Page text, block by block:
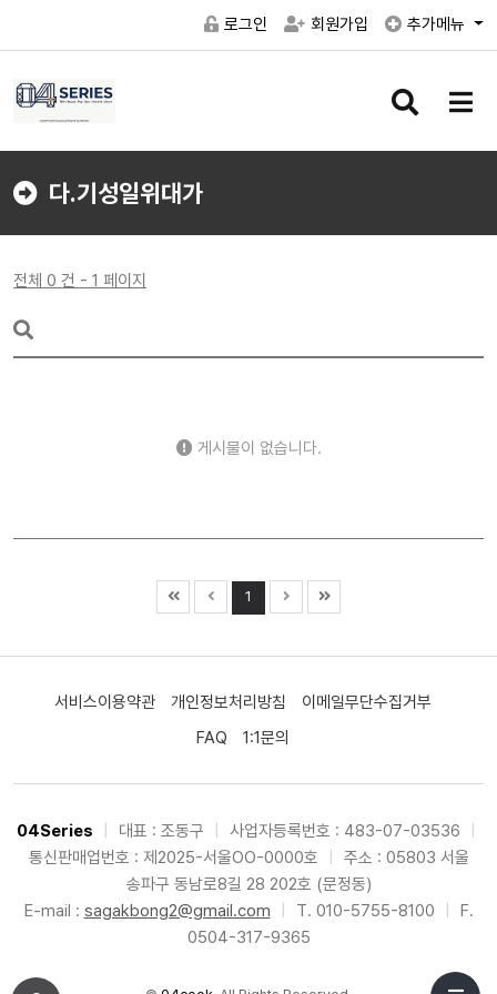
로그인 회원가입 추가메뉴
검
버
메
버
다.기성일위대가
전체 0 건 - 1 페이지
게시물이 없습니다.
1
서비스이용약관 개인정보처리방침
이메일무단수집거부
FAQ
1:1문의
04Series 대표 : 조동구 사업자등록번호 : 483-07-03536
통신판매업번호 : 제2025-서울OO-0000호
주소 : 05803 서울
송파구 동남로8길 28 202호 (문정동)
E-mail : sagakbong2@gmail.com T. 010-5755-8100
F.
0504-317-9365